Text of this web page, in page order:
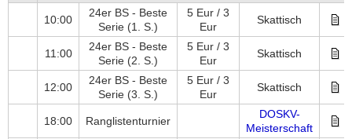
10:00
24er BS - Beste
Serie (1. S.)
5 Eur / 3
Eur
Skattisch
11:00
24er BS - Beste
Serie (2. S.)
5 Eur / 3
Eur
Skattisch
12:00
24er BS - Beste
Serie (3. S.)
5 Eur / 3
Eur
Skattisch
18:00 Ranglistenturnier
DOSKV-
Meisterschaft